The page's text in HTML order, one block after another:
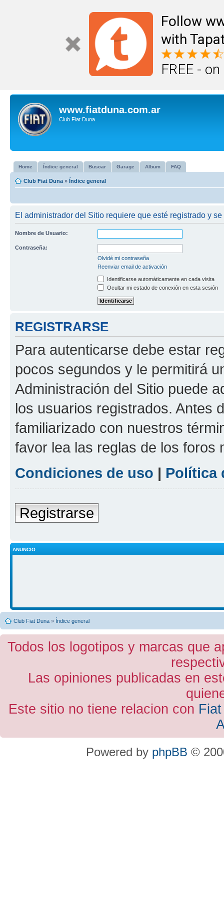
Follow
with
FREE -
www.fiatduna.com.ar
Club Fiat Duna
Home Índice general Buscar Garage Album FAQ
Club Fiat Duna » Índice general
El administrador del Sitio requiere que esté registrado y
Nombre de Usuario:
Contraseña:
Olvidé mi contraseña
Reenviar email de activación
Identificarse automáticamente en cada visita
Ocultar mi estado de conexión en esta sesión
REGISTRARSE
Para autenticarse debe estar
pocos segundos y le permitirá
Administración del Sitio puede
los usuarios registrados. Antes
familiarizado con nuestros
favor lea las reglas de los foros
Condiciones de uso | Política
Registrarse
ANUNCIO
Club Fiat Duna » Índice general
Todos los logotipos y marcas que
Las opiniones publicadas en
Este sitio no tiene relacion con
Powered by phpBB ©